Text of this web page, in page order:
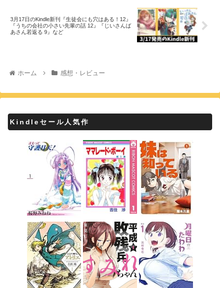
3月17日のKindle新刊『生徒会にも穴はある！12』
『うちの会社の小さい先輩の話 12』『じいさんば
あさん若返る 9』など
ホーム 感想・レビュー
Kindleセール人気作